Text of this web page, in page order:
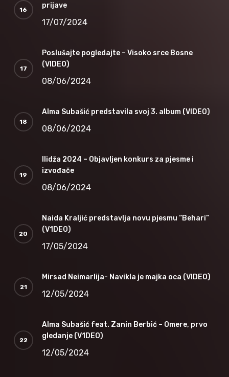
prijave
17/07/2024
Poslušajte pogledajte – Visoko srce Bosne
(VIDEO)
08/06/2024
Alma Subašić predstavila svoj 3. album (VIDEO)
08/06/2024
Ilidža 2024 – Objavljen konkurs za pjesme i
izvođače
08/06/2024
Naida Kraljić predstavlja novu pjesmu “Behari”
(V1DEO)
17/05/2024
Mirsad Neimarlija- Navikla je majka oca (VIDEO)
12/05/2024
Alma Subašić feat. Zanin Berbić – Omere, prvo
gledanje (V1DEO)
12/05/2024